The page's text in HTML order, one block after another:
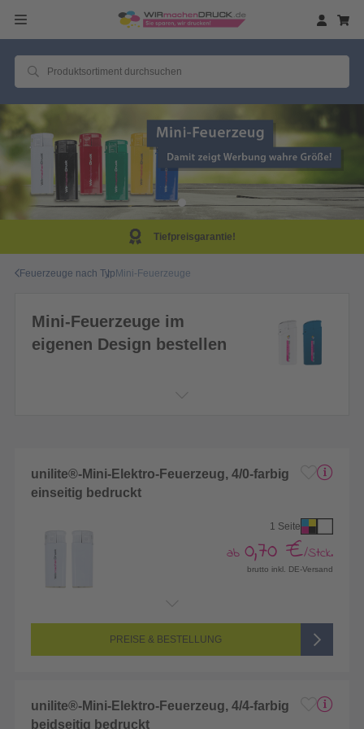
Tiefpreisgarantie!
Feuerzeuge nach TypMini-Feuerzeuge
Mini-Feuerzeuge im
eigenen Design bestellen
unilite®-Mini-Elektro-Feuerzeug, 4/0-farbig
einseitig bedruckt
1 Seite
ab 0,70 €/Stck.
brutto inkl. DE-Versand
Seitenanzahl: 1-seitig (Vorderseite bedruckt, Rückseite unbedruckt)
4/0-farbig CMYK (vollfarbig bedruckt)
PREISE & BESTELLUNG
unilite®-Mini-Elektro-Feuerzeug, 4/4-farbig
beidseitig bedruckt